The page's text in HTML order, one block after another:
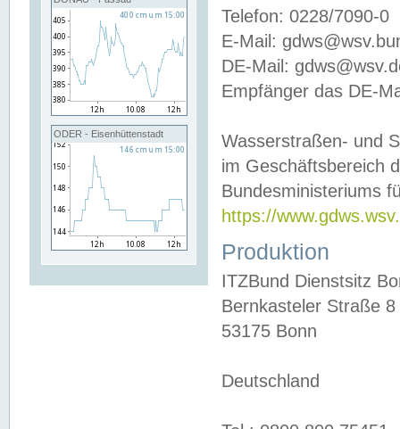
ODER - Eisenhüttenstadt
Telefon: 0228/7090-0
E-Mail:
DE-Mail:
Empfänger das DE-
Wasserstraßen- und
im Geschäftsbereich
Bundesministeriums
https://
Produktion
ITZBund Dienstsitz
Bernkasteler Straße 8
53175 Bonn
Deutschland